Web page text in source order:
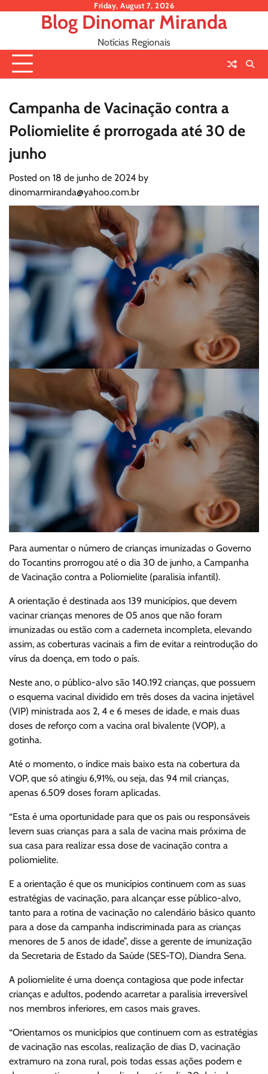
Friday, August 7, 2026
Blog Dinomar Miranda
Notícias Regionais
Campanha de Vacinação contra a
Poliomielite é prorrogada até 30 de
junho
Posted on 18 de junho de 2024 by
dinomarmiranda@yahoo.com.br
Para aumentar o número de crianças imunizadas o Governo
do Tocantins prorrogou até o dia 30 de junho, a Campanha
de Vacinação contra a Poliomielite (paralisia infantil).
A orientação é destinada aos 139 municípios, que devem
vacinar crianças menores de 05 anos que não foram
imunizadas ou estão com a caderneta incompleta, elevando
assim, as coberturas vacinais a fim de evitar a reintrodução do
vírus da doença, em todo o país.
Neste ano, o público-alvo são 140.192 crianças, que possuem
o esquema vacinal dividido em três doses da vacina injetável
(VIP) ministrada aos 2, 4 e 6 meses de idade, e mais duas
doses de reforço com a vacina oral bivalente (VOP), a
gotinha.
Até o momento, o índice mais baixo esta na cobertura da
VOP, que só atingiu 6,91%, ou seja, das 94 mil crianças,
apenas 6.509 doses foram aplicadas.
“Esta é uma oportunidade para que os pais ou responsáveis
levem suas crianças para a sala de vacina mais próxima de
sua casa para realizar essa dose de vacinação contra a
poliomielite.
E a orientação é que os municípios continuem com as suas
estratégias de vacinação, para alcançar esse público-alvo,
tanto para a rotina de vacinação no calendário básico quanto
para a dose da campanha indiscriminada para as crianças
menores de 5 anos de idade”, disse a gerente de imunização
da Secretaria de Estado da Saúde (SES-TO), Diandra Sena.
A poliomielite é uma doença contagiosa que pode infectar
crianças e adultos, podendo acarretar a paralisia irreversível
nos membros inferiores, em casos mais graves.
“Orientamos os municípios que continuem com as estratégias
de vacinação nas escolas, realização de dias D, vacinação
extramuro na zona rural, pois todas essas ações podem e